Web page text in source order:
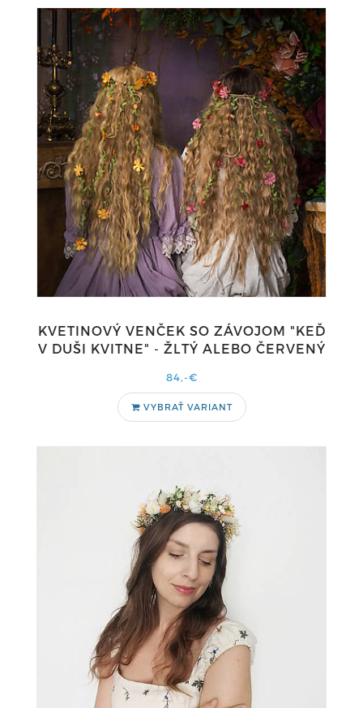
KVETINOVÝ VENČEK SO ZÁVOJOM "KEĎ
V DUŠI KVITNE" - ŽLTÝ ALEBO ČERVENÝ
84,-€
VYBRAŤ VARIANT